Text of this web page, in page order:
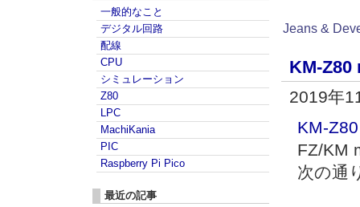
Jeans &
KM-Z80
2019年
KM-
FZ/KM
次の通
一般的なこと
デジタル回路
配線
CPU
シミュレーション
Z80
LPC
MachiKania
PIC
Raspberry Pi Pico
最近の記事